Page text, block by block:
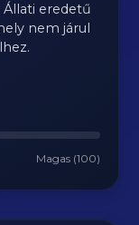
eredetű
nem járul
Magas (100)